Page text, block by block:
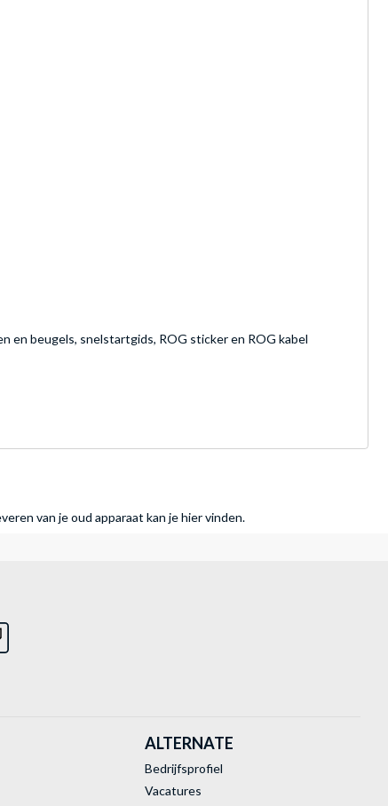
en beugels, snelstartgids, ROG sticker en ROG kabel
van je oud apparaat kan je hier vinden.
ALTERNATE
Bedrijfsprofiel
Vacatures